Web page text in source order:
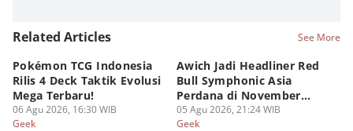
Related Articles See More
Pokémon TCG Indonesia
Rilis 4 Deck Taktik Evolusi
Mega Terbaru!
06 Agu 2026, 16:30 WIB
Geek
Awich Jadi Headliner Red
Bull Symphonic Asia
Perdana di November
2026!
05 Agu 2026, 21:24 WIB
Geek